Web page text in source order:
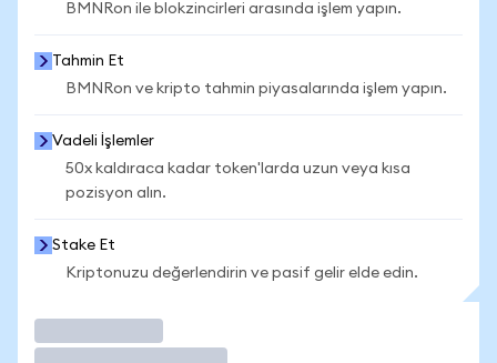
BMNRon ile blokzincirleri arasında işlem yapın.
Tahmin Et
BMNRon ve kripto tahmin piyasalarında işlem yapın.
Vadeli İşlemler
50x kaldıraca kadar token'larda uzun veya kısa
pozisyon alın.
Stake Et
Kriptonuzu değerlendirin ve pasif gelir elde edin.